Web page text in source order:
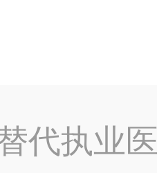
代执业